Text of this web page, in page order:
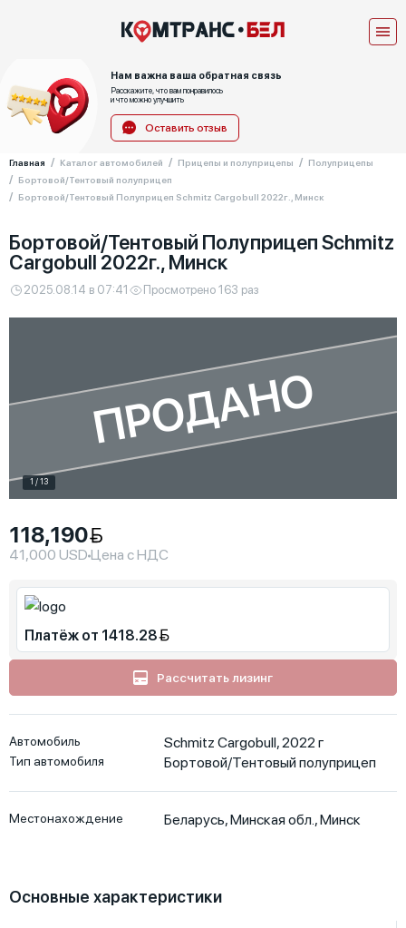
Нам важна ваша обратная связь
Расскажите, что вам понравилось
и что можно улучшить
Оставить отзыв
Главная Каталог автомобилей Прицепы и полуприцепы
Полуприцепы
Бортовой/Тентовый полуприцеп
Бортовой/Тентовый Полуприцеп Schmitz Cargobull 2022г., Минск
Бортовой/Тентовый Полуприцеп Schmitz
Cargobull 2022г., Минск
2025.08.14 в 07:41 Просмотрено 163 раз
ПРОДАНО
1 / 13
118,190
41,000 USD Цена с НДС
Платёж от 1418.28
Рассчитать лизинг
Автомобиль Schmitz Cargobull, 2022 г
Тип автомобиля Бортовой/Тентовый полуприцеп
Местонахождение Беларусь,Минская обл.,Минск
Основные характеристики